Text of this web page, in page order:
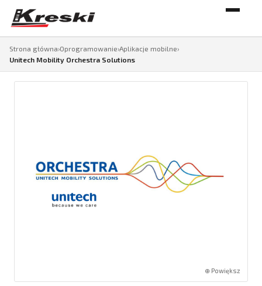
Strona główna›Oprogramowanie›Aplikacje mobilne›
Unitech Mobility Orchestra Solutions
⊕ Powiększ